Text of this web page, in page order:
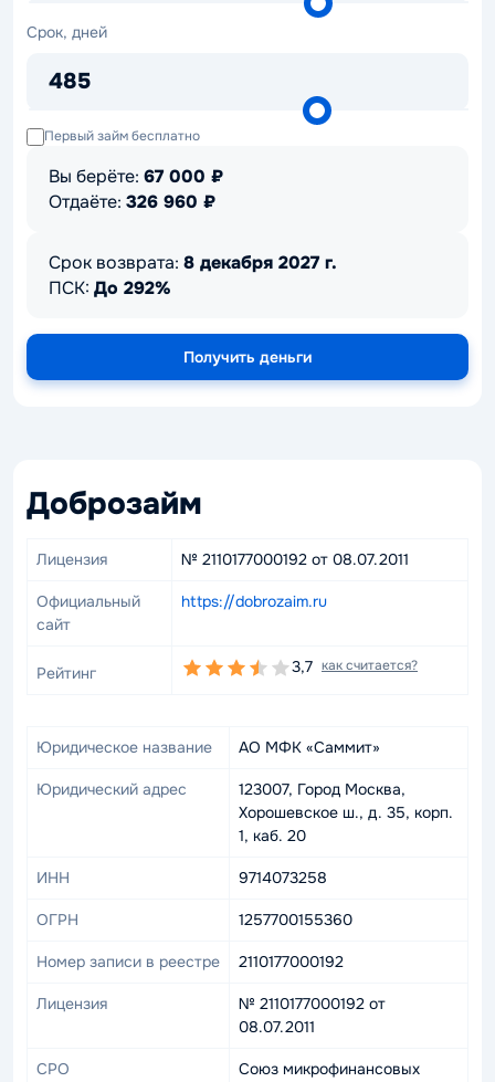
Срок, дней
485
Срок,
Первый займ бесплатно
Вы берёте: 67 000 ₽
Отдаёте: 326 960 ₽
Срок возврата: 8 декабря 2027 г.
ПСК: До 292%
Получить деньги
Доброзайм
Лицензия № 2110177000192 от 08.07.2011
Официальный
сайт
https://dobrozaim.ru
Рейтинг 3,7 как считается?
Юридическое название АО МФК «Саммит»
Юридический адрес
123007, Город Москва,
Хорошевское ш., д. 35, корп.
1, каб. 20
ИНН 9714073258
ОГРН 1257700155360
Номер записи в реестре 2110177000192
Лицензия
№ 2110177000192 от
08.07.2011
СРО Союз микрофинансовых